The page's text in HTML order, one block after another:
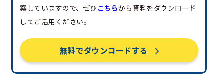
案していますので、ぜひ こちらから資料をダウンロード
してご活用ください。
無料でダウンロードする